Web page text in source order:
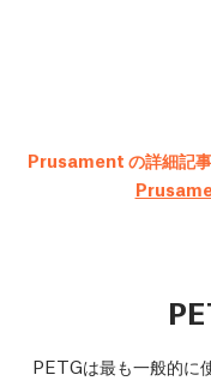
Prusament の詳細記
PETGは最も一般的に